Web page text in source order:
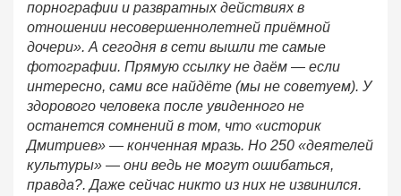
порнографии и развратных действиях в
отношении несовершеннолетней приёмной
дочери». А сегодня в сети вышли те самые
фотографии. Прямую ссылку не даём — если
интересно, сами все найдёте (мы не советуем). У
здорового человека после увиденного не
останется сомнений в том, что «историк
Дмитриев» — конченная мразь. Но 250 «деятелей
культуры» — они ведь не могут ошибаться,
правда?. Даже сейчас никто из них не извинился.